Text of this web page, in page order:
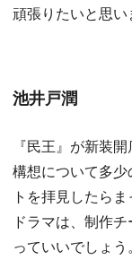
頑張りたいと思い
池井戸潤
『民王』が新装
構想について多
トを拝見したら
ドラマは、制作
っていいでしょ